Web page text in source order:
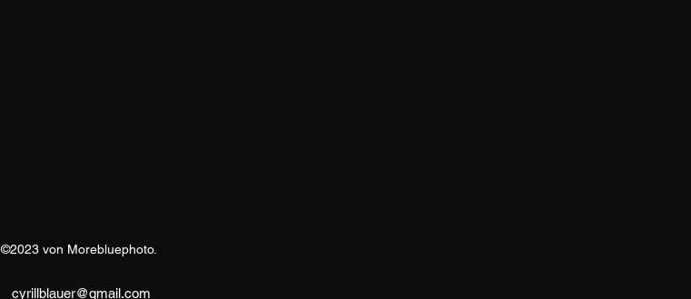
©2023 von Morebluephoto.
cyrillblauer@gmail.com